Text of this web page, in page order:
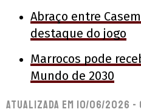
Abraço entre
destaque do jogo
Marrocos pode
Mundo de 2030
Atualizada em 10/06/2026 -